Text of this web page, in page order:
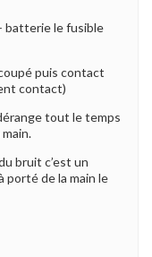
batterie le fusible
puis contact
contact)
tout le temps
bruit c’est un
porté de la main le